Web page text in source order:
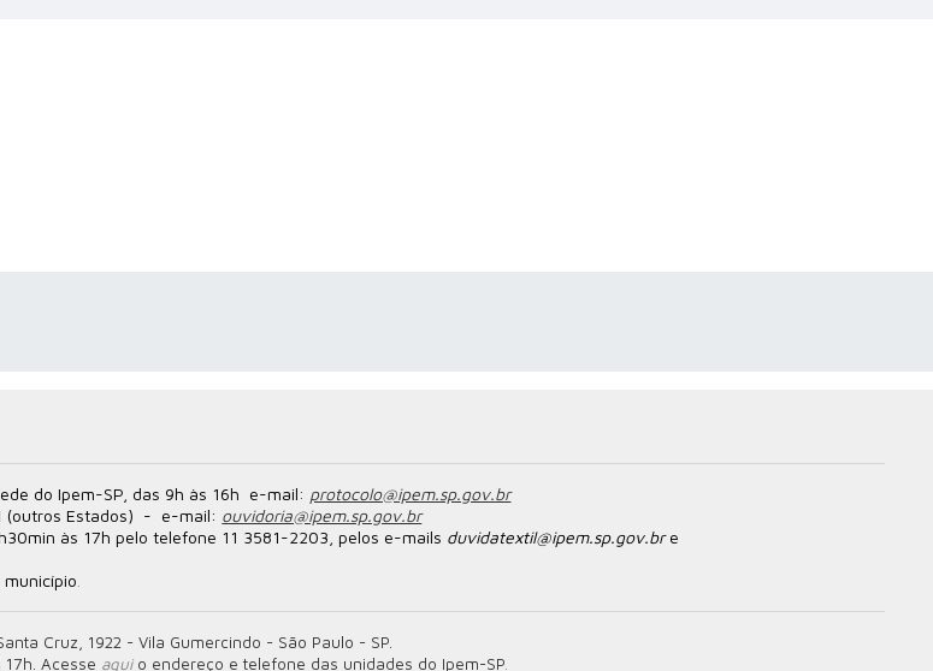
do Ipem-SP, das 9h às 16h e-mail: protocolo@ipem.sp.gov.br
(outros Estados) - e-mail: ouvidoria@ipem.sp.gov.br
às 17h pelo telefone 11 3581-2203, pelos e-mails duvidatextil@ipem.sp.gov.bre
Cruz, 1922 - Vila Gumercindo - São Paulo - SP.
Acesse aquio endereço e telefone das unidades do Ipem-SP